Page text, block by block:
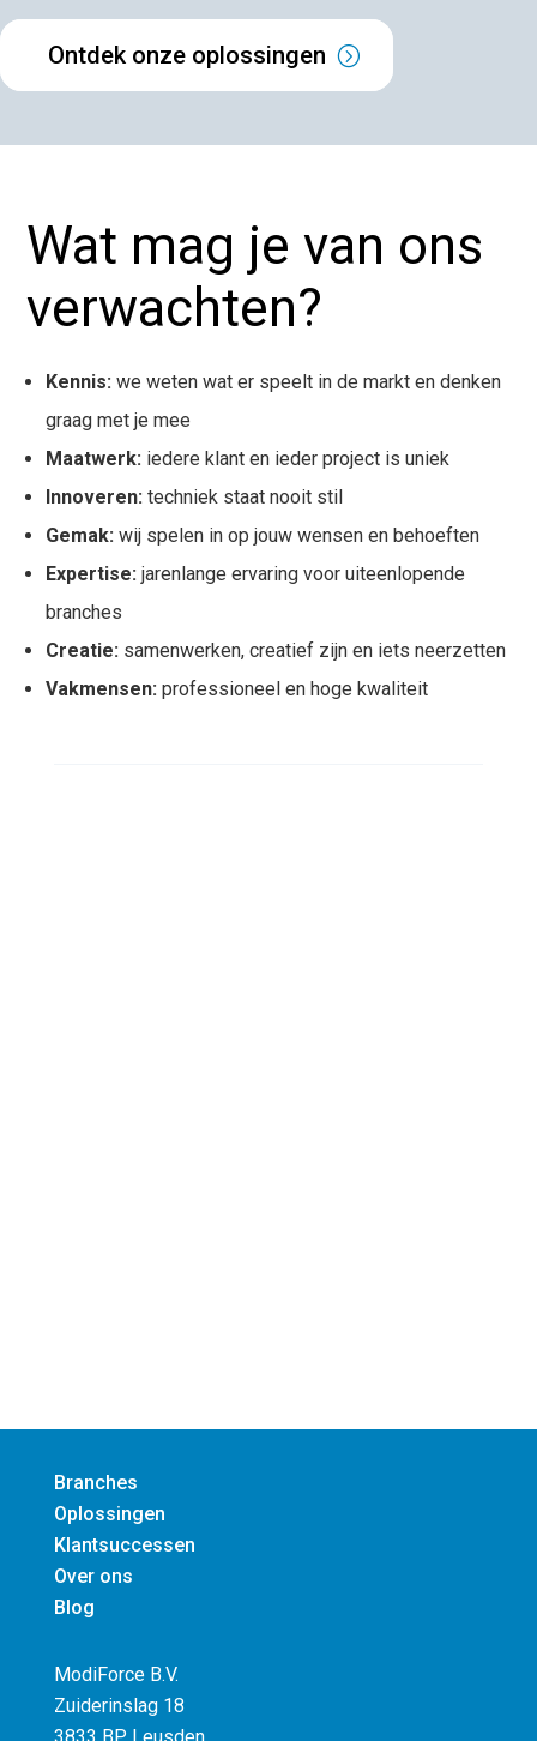
Ontdek onze oplossingen
Wat mag je van ons
verwachten?
Kennis: we weten wat er speelt in de markt en denken
graag met je mee
Maatwerk: iedere klant en ieder project is uniek
Innoveren: techniek staat nooit stil
Gemak: wij spelen in op jouw wensen en behoeften
Expertise: jarenlange ervaring voor uiteenlopende
branches
Creatie: samenwerken, creatief zijn en iets neerzetten
Vakmensen: professioneel en hoge kwaliteit
Branches
Oplossingen
Klantsuccessen
Over ons
Blog
ModiForce B.V.
Zuiderinslag 18